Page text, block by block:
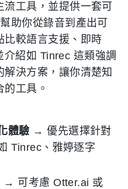
工具，並提供一套可
助你從錄音到產出可
比較語言支援、即時
紹如 Tinrec 這類強調
解決方案，讓你清楚知
工具。
體驗 → 優先選擇針對
Tinrec、雅婷逐字
→ 可考慮 Otter.ai 或